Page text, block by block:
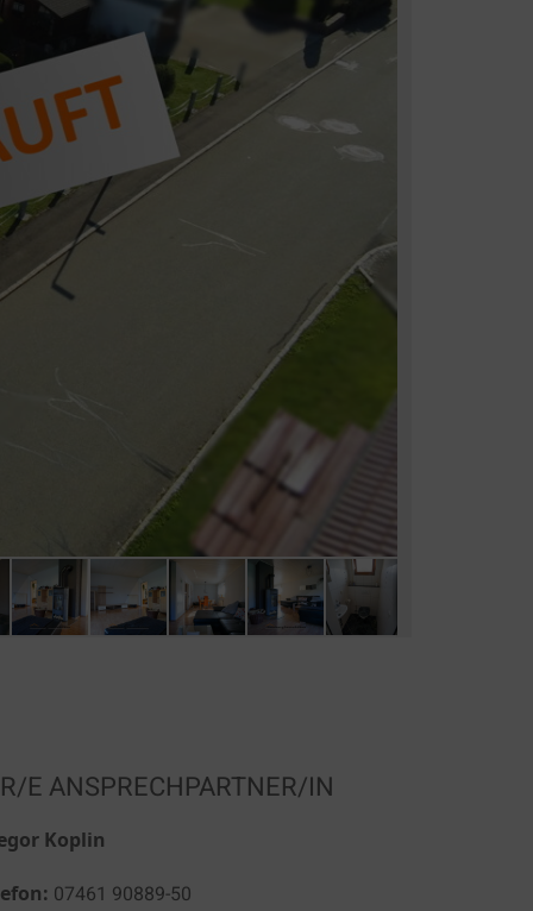
E ANSPRECHPARTNER/IN
Koplin
07461 90889-50